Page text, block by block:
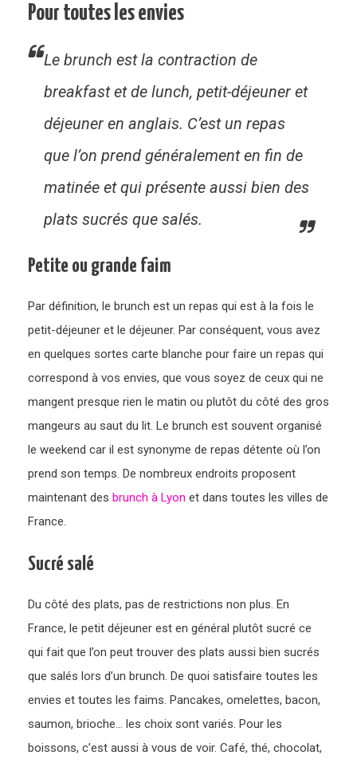
Pour toutes les envies
Le brunch est la contraction de
breakfast et de lunch, petit-déjeuner et
déjeuner en anglais. C’est un repas
que l’on prend généralement en fin de
matinée et qui présente aussi bien des
plats sucrés que salés.
Petite ou grande faim
Par définition, le brunch est un repas qui est à la fois le
petit-déjeuner et le déjeuner. Par conséquent, vous avez
en quelques sortes carte blanche pour faire un repas qui
correspond à vos envies, que vous soyez de ceux qui ne
mangent presque rien le matin ou plutôt du côté des gros
mangeurs au saut du lit. Le brunch est souvent organisé
le weekend car il est synonyme de repas détente où l’on
prend son temps. De nombreux endroits proposent
maintenant des brunch à Lyon et dans toutes les villes de
France.
Sucré salé
Du côté des plats, pas de restrictions non plus. En
France, le petit déjeuner est en général plutôt sucré ce
qui fait que l’on peut trouver des plats aussi bien sucrés
que salés lors d’un brunch. De quoi satisfaire toutes les
envies et toutes les faims. Pancakes, omelettes, bacon,
saumon, brioche… les choix sont variés. Pour les
boissons, c’est aussi à vous de voir. Café, thé, chocolat,